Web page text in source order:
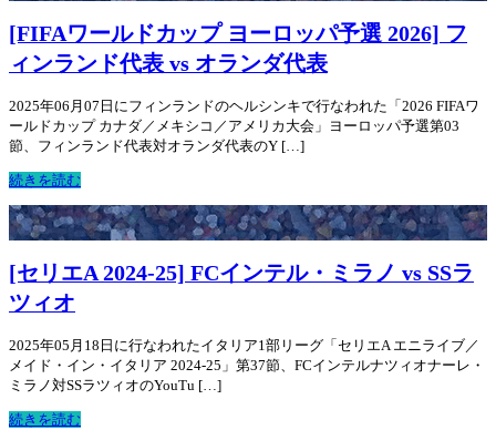
[FIFAワールドカップ ヨーロッパ予選 2026] フ
ィンランド代表 vs オランダ代表
2025年06月07日にフィンランドのヘルシンキで行なわれた「2026 FIFAワ
ールドカップ カナダ／メキシコ／アメリカ大会」ヨーロッパ予選第03
節、フィンランド代表対オランダ代表のY […]
続きを読む
[セリエA 2024-25] FCインテル・ミラノ vs SSラ
ツィオ
2025年05月18日に行なわれたイタリア1部リーグ「セリエA エニライブ／
メイド・イン・イタリア 2024-25」第37節、FCインテルナツィオナーレ・
ミラノ対SSラツィオのYouTu […]
続きを読む